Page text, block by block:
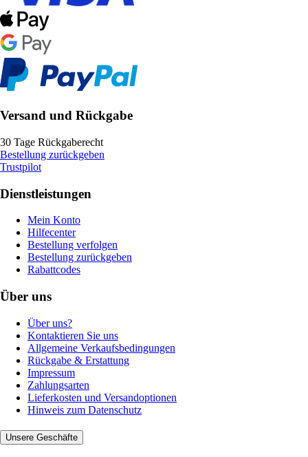
Versand und Rückgabe
30 Tage Rückgaberecht
Bestellung zurückgeben
Trustpilot
Dienstleistungen
Mein Konto
Hilfecenter
Bestellung verfolgen
Bestellung zurückgeben
Rabattcodes
Über uns
Über uns?
Kontaktieren Sie uns
Allgemeine Verkaufsbedingungen
Rückgabe & Erstattung
Impressum
Zahlungsarten
Lieferkosten und Versandoptionen
Hinweis zum Datenschutz
Unsere Geschäfte